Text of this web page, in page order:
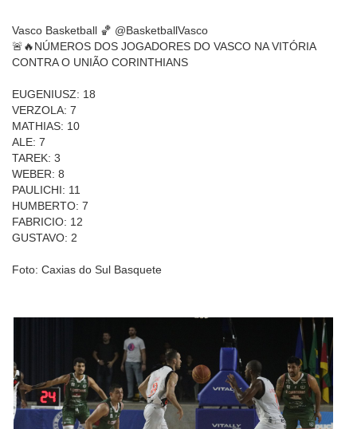
Vasco Basketball 🏀 @BasketballVasco
🚨🔥NÚMEROS DOS JOGADORES DO VASCO NA VITÓRIA
CONTRA O UNIÃO CORINTHIANS
EUGENIUSZ: 18
VERZOLA: 7
MATHIAS: 10
ALE: 7
TAREK: 3
WEBER: 8
PAULICHI: 11
HUMBERTO: 7
FABRICIO: 12
GUSTAVO: 2
Foto: Caxias do Sul Basquete